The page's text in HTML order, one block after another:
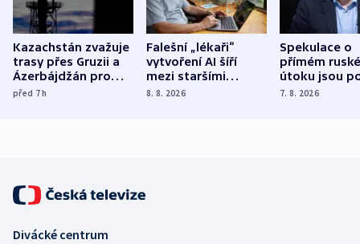
Kazachstán zvažuje
trasy přes Gruzii a
Ázerbájdžán pro
vývoz ropy do
před 7h
Falešní „lékaři“
vytvoření AI šíří
mezi staršími
Poláky nebezpečné
8. 8. 2026
Spekulace o
přímém
útoku jsou
míní
7. 8. 2026
Divácké centrum